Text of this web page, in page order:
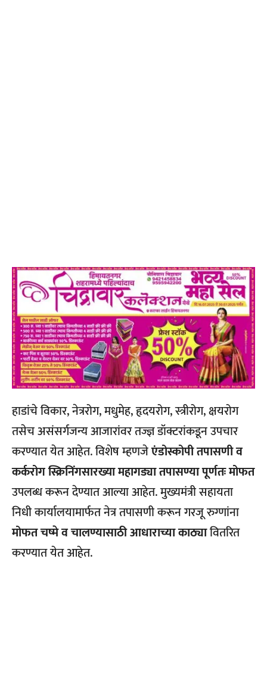
हाडांचे विकार, नेत्ररोग, मधुमेह, हृदयरोग, स्त्रीरोग, क्षयरोग
तसेच असंसर्गजन्य आजारांवर तज्ज्ञ डॉक्टरांकडून उपचार
करण्यात येत आहेत. विशेष म्हणजेएंडोस्कोपी तपासणी व
कर्करोग स्क्रिनिंगसारख्या महागड्या तपासण्या पूर्णतः मोफत
उपलब्ध करून देण्यात आल्या आहेत. मुख्यमंत्री सहायता
निधी कार्यालयामार्फत नेत्र तपासणी करून गरजू रुग्णांना
मोफत चष्मे व चालण्यासाठी आधाराच्या काठ्यावितरित
करण्यात येत आहेत.